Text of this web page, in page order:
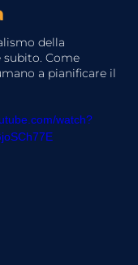
della
subito. Come
a pianificare il
watch?